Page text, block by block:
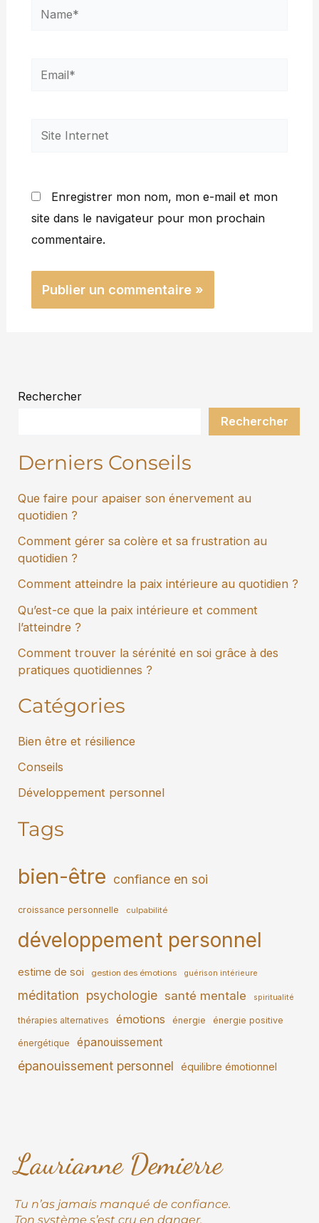
Name*
Email*
Site
Enregistrer mon nom, mon e-mail et mon
site dans le navigateur pour mon prochain
commentaire.
Rechercher
Rechercher
Derniers Conseils
Que faire pour apaiser son énervement au
quotidien ?
Comment gérer sa colère et sa frustration au
quotidien ?
Comment atteindre la paix intérieure au quotidien ?
Qu’est-ce que la paix intérieure et comment
l’atteindre ?
Comment trouver la sérénité en soi grâce à des
pratiques quotidiennes ?
Catégories
Bien être et résilience
Conseils
Développement personnel
Tags
bien-être confiance en soi
croissance personnelle culpabilité
développement personnel
estime de soi gestion des émotions guérison intérieure
méditation psychologie santé mentale spiritualité
thérapies alternatives émotions énergie énergie positive
énergétique épanouissement
épanouissement personnel équilibre émotionnel
Laurianne Demierre
Tu n’as jamais manqué de confiance.
Ton système s’est cru en danger.